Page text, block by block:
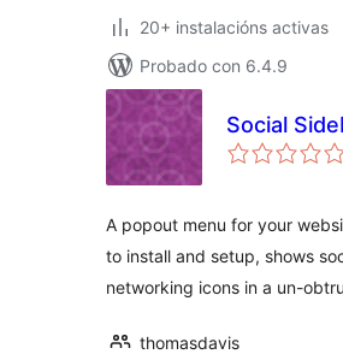
20+ instalacións activas
Probado con 6.4.9
Social
A popout menu for your
to install and setup, shows
networking icons in a un-
thomasdavis